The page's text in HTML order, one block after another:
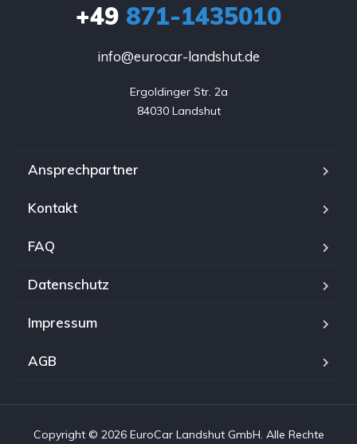
+49 871-1435010
info@eurocar-landshut.de
Ergoldinger Str. 2a
84030 Landshut
Ansprechpartner
Kontakt
FAQ
Datenschutz
Impressum
AGB
Copyright © 2026 EuroCar Landshut GmbH. Alle Rechte